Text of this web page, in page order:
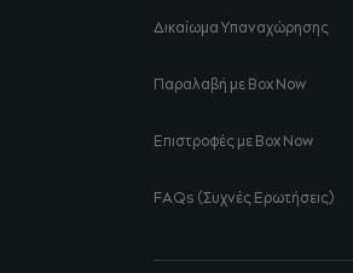
Δικαίωμα Υπαναχώρησης
Παραλαβή με Box Now
Επιστροφές με Box Now
FAQs (Συχνές Ερωτήσεις)